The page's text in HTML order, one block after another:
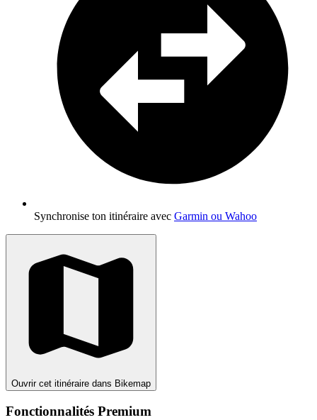
Synchronise ton itinéraire avec Garmin ou Wahoo
Ouvrir cet itinéraire dans Bikemap
Fonctionnalités Premium